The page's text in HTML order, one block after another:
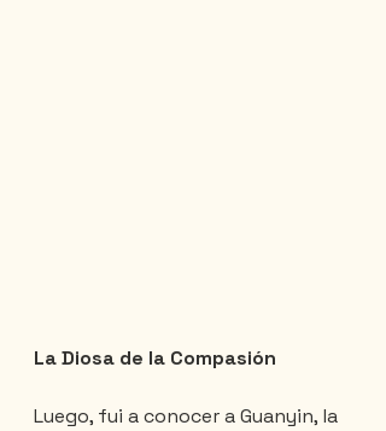
La Diosa de la Compasión
Luego, fui a conocer a Guanyin, la